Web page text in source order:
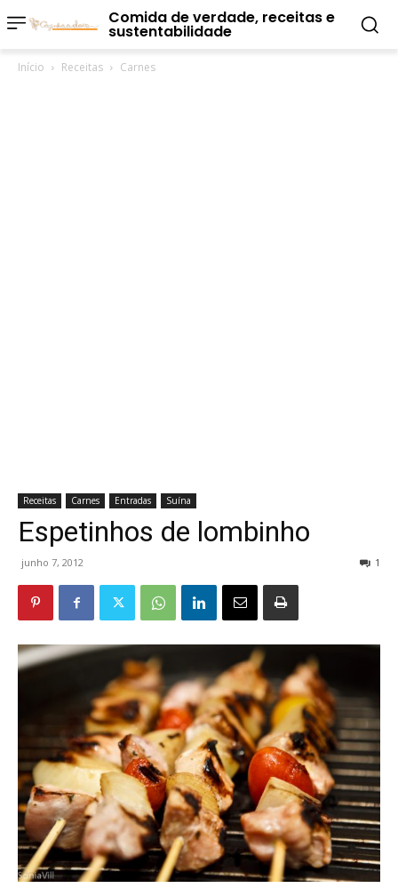
Comida de verdade, receitas e
sustentabilidade
Início Receitas Carnes
Receitas Carnes Entradas Suína
Espetinhos de lombinho
junho 7, 2012 1